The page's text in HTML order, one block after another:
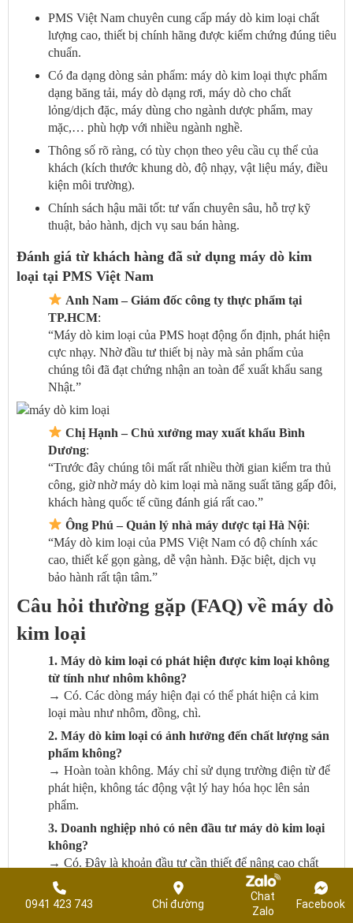
PMS Việt Nam chuyên cung cấp máy dò kim loại chất
lượng cao, thiết bị chính hãng được kiểm chứng đúng tiêu
chuẩn.
Có đa dạng dòng sản phẩm: máy dò kim loại thực phẩm
dạng băng tải, máy dò dạng rơi, máy dò cho chất
lỏng/dịch đặc, máy dùng cho ngành dược phẩm, may
mặc,… phù hợp với nhiều ngành nghề.
Thông số rõ ràng, có tùy chọn theo yêu cầu cụ thể của
khách (kích thước khung dò, độ nhạy, vật liệu máy, điều
kiện môi trường).
Chính sách hậu mãi tốt: tư vấn chuyên sâu, hỗ trợ kỹ
thuật, bảo hành, dịch vụ sau bán hàng.
Đánh giá từ khách hàng đã sử dụng máy dò kim
loại tại PMS Việt Nam
Anh Nam – Giám đốc công ty thực phẩm tại
TP.HCM:
“Máy dò kim loại của PMS hoạt động ổn định, phát hiện
cực nhạy. Nhờ đầu tư thiết bị này mà sản phẩm của
chúng tôi đã đạt chứng nhận an toàn để xuất khẩu sang
Nhật.”
Chị Hạnh – Chủ xưởng may xuất khẩu Bình
Dương:
“Trước đây chúng tôi mất rất nhiều thời gian kiểm tra thủ
công, giờ nhờ máy dò kim loại mà năng suất tăng gấp đôi,
khách hàng quốc tế cũng đánh giá rất cao.”
Ông Phú – Quản lý nhà máy dược tại Hà Nội:
“Máy dò kim loại của PMS Việt Nam có độ chính xác
cao, thiết kế gọn gàng, dễ vận hành. Đặc biệt, dịch vụ
bảo hành rất tận tâm.”
Câu hỏi thường gặp (FAQ) về máy dò
kim loại
1. Máy dò kim loại có phát hiện được kim loại không
từ tính như nhôm không?
→ Có. Các dòng máy hiện đại có thể phát hiện cả kim
loại màu như nhôm, đồng, chì.
2. Máy dò kim loại có ảnh hưởng đến chất lượng sản
phẩm không?
→ Hoàn toàn không. Máy chỉ sử dụng trường điện từ để
phát hiện, không tác động vật lý hay hóa học lên sản
phẩm.
3. Doanh nghiệp nhỏ có nên đầu tư máy dò kim loại
không?
→ Có. Đây là khoản đầu tư cần thiết để nâng cao chất
lượng, đáp ứng yêu cầu khách hàng và tạo lợi thế cạnh
tranh.
0941 423 743 Chỉ đường
Chat
Zalo
Facebook